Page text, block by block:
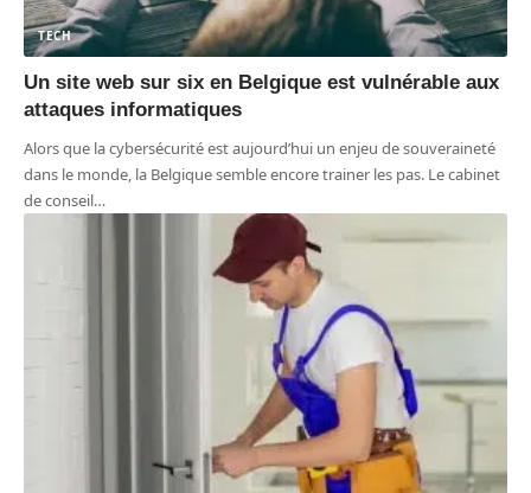
TECH
Un site web sur six en Belgique est vulnérable aux
attaques informatiques
Alors que la cybersécurité est aujourd’hui un enjeu de souveraineté
dans le monde, la Belgique semble encore trainer les pas. Le cabinet
de conseil…